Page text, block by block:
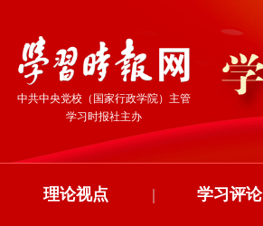
中共中央党校（国家行政学院）主管
学习时报社主办
理论视点 学习评论
|